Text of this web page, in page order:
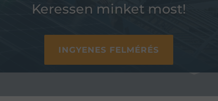
Keressen minket most!
INGYENES FELMÉRÉS